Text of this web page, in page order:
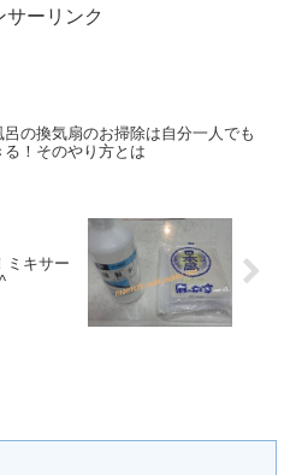
サーリンク
呂の換気扇のお掃除は自分一人でも
る！そのやり方とは
ミキサー